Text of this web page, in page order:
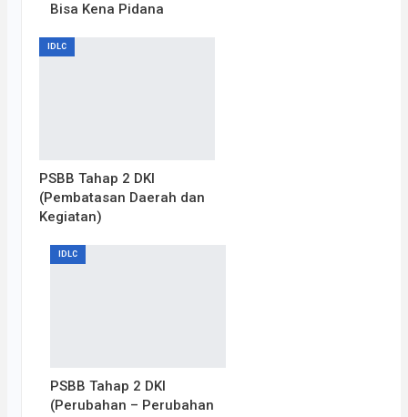
Bisa Kena Pidana
IDLC
PSBB Tahap 2 DKI
(Pembatasan Daerah dan
Kegiatan)
IDLC
PSBB Tahap 2 DKI
(Perubahan – Perubahan